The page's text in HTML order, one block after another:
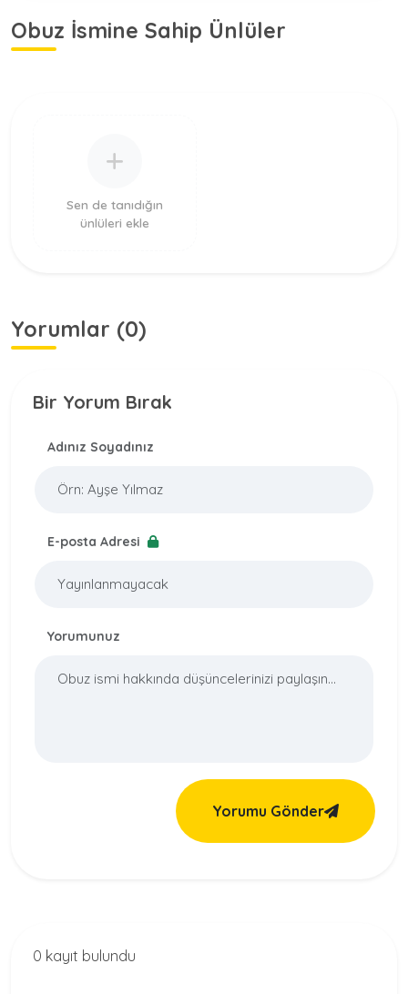
Obuz İsmine Sahip Ünlüler
Sen de tanıdığın
ünlüleri ekle
Yorumlar (0)
Bir Yorum Bırak
Adınız Soyadınız
E-posta Adresi
Yorumunuz
Yorumu Gönder
0 kayıt bulundu